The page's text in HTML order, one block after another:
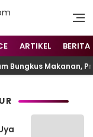
ARTIKEL BERITA
Bungkus Makanan,